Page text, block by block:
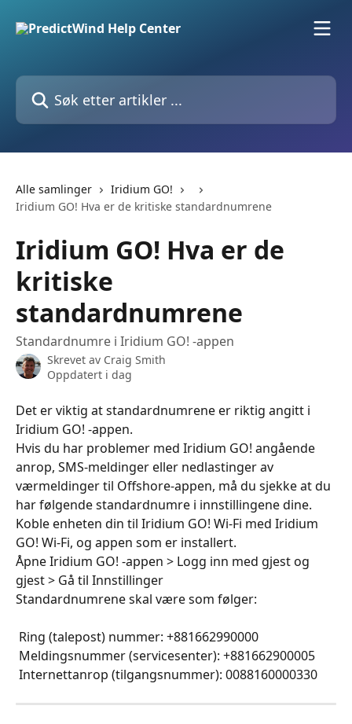
Søk etter artikler ...
Alle samlinger
Iridium GO!
Iridium GO! Hva er de kritiske standardnumrene
Iridium GO! Hva er de
kritiske
standardnumrene
Standardnumre i Iridium GO! -appen
Skrevet av Craig Smith
Oppdatert i dag
Det er viktig at standardnumrene er riktig angitt i
Iridium GO! -appen.
Hvis du har problemer med Iridium GO! angående
anrop, SMS-meldinger eller nedlastinger av
værmeldinger til Offshore-appen, må du sjekke at du
har følgende standardnumre i innstillingene dine.
Koble enheten din til Iridium GO! Wi-Fi med Iridium
GO! Wi-Fi, og appen som er installert.
Åpne Iridium GO! -appen > Logg inn med gjest og
gjest > Gå til Innstillinger
Standardnumrene skal være som følger:
Ring (talepost) nummer: +881662990000
Meldingsnummer (servicesenter): +881662900005
Internettanrop (tilgangsnummer): 0088160000330